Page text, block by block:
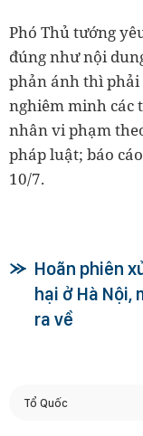
Phó Thủ tướng
đúng như nội
phản ánh thì
nghiêm minh các
nhân vi phạm
pháp luật; báo
10/7.
Hoãn phiên
hại ở Hà Nội,
ra về
Tổ Quốc